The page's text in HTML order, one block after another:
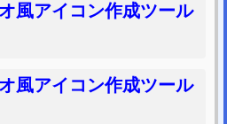
風アイコン作成ツール
風アイコン作成ツール